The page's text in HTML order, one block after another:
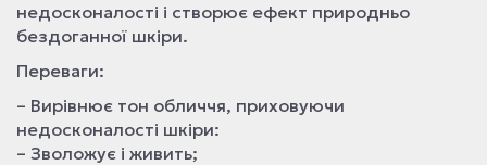
недосконалості і створює ефект природньо
бездоганної шкіри.
Переваги:
– Вирівнює тон обличчя, приховуючи
недосконалості шкіри:
– Зволожує і живить;